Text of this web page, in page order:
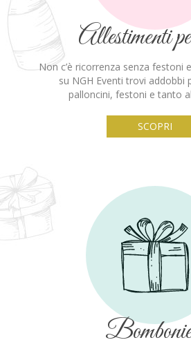
Allestimenti
Non c’è ricorrenza senza festoni
su NGH Eventi trovi addobbi
palloncini, festoni e tanto
SCOPRI